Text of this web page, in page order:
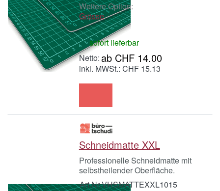
Weitere Option:
Grösse
sofort lieferbar
ab CHF 14.00
inkl. MWSt.: CHF 15.13
Schneidmatte XXL
Professionelle Schneidmatte mit
selbstheilender Oberfläche.
Art.Nr.VHSMATTEXXL1015